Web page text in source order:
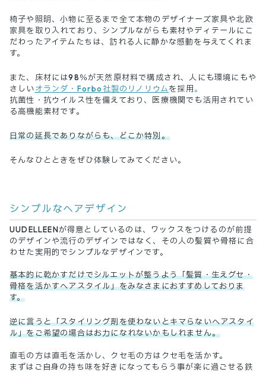
椅子や照明、小物に至るまで全て本物のデザイナーズ家具や北欧
家具を取り入れており、シンプルながらも素材やディテールにこ
だわったアイテムたちは、訪れる人に静かな感動を与えてくれま
す。
また、床材には98％が天然原材料で構成され、人にも環境にもや
さしいオランダ・Forbo社製のリノリウムを採用。
抗菌性・抗ウイルス性を備えており、医療機関でも活用されてい
る高機能素材です。
日常の延長でありながらも、どこか特別。
そんなひとときをぜひ体験してみてください。
シンプルなヘアデザイン
UUDELLEENが得意としているのは、ワックスをつけるのが前提
のデザインや流行のデザインではなく、その人の髪質や骨格に合
わせた実用的でシンプルなデザインです。
基本的に乾かすだけでシルエットが整うよう「髪質・生えグセ・
骨格を活かすヘアスタイル」をみなさまにおすすめしておりま
す。
逆に言うと「スタイリング剤を使わないとキマらないヘアスタイ
ル」をご希望の場合はお力になれないかもしれません。
直毛の方は直毛を活かし、クセ毛の方はクセ毛を活かす。
まずはご自身の持ち味を好きになってもらう事が楽に過ごせる鉄